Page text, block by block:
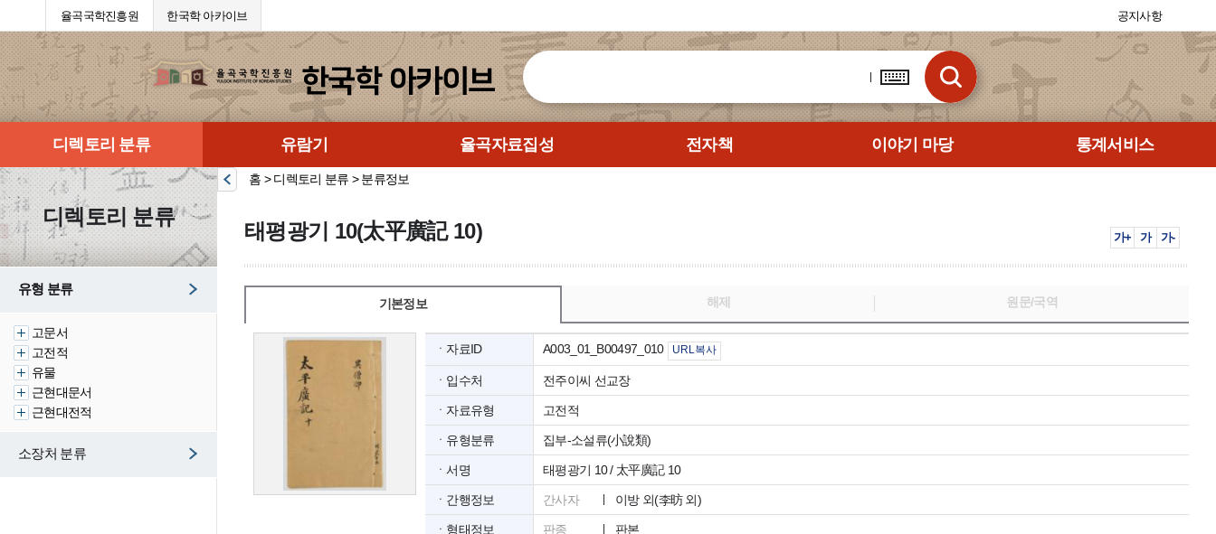
율곡국학진흥원 한국학 아카이브 공지사항
디렉토리 분류 유람기 율곡자료집성 전자책 이야기 마당 통계서비스
디렉토리 분류
유형 분류
고문서
고전적
유물
근현대문서
근현대전적
소장처 분류
홈 > 디렉토리 분류 > 분류정보
태평광기 10(太平廣記 10) 가+ 가 가-
기본정보 해제 원문/국역
ㆍ자료ID A003_01_B00497_010 URL복사
ㆍ입수처 전주이씨 선교장
ㆍ자료유형 고전적
ㆍ유형분류 집부-소설류(小說類)
ㆍ서명 태평광기 10 / 太平廣記 10
ㆍ간행정보 간사자 이방 외(李昉 외)
ㆍ형태정보 판종
판본